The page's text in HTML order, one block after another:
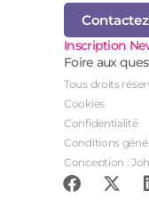
Inscription
Foire aux
Tous droits
Cookies
Confidentialité
Conditions
Conception :